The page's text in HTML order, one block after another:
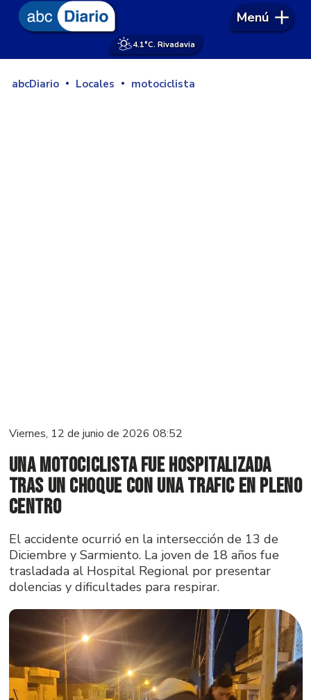
4.1°C. Rivadavia
Menú
abcDiario Locales motociclista
Viernes, 12 de junio de 2026 08:52
Una motociclista fue hospitalizada
tras un choque con una trafic en pleno
centro
El accidente ocurrió en la intersección de 13 de
Diciembre y Sarmiento. La joven de 18 años fue
trasladada al Hospital Regional por presentar
dolencias y dificultades para respirar.